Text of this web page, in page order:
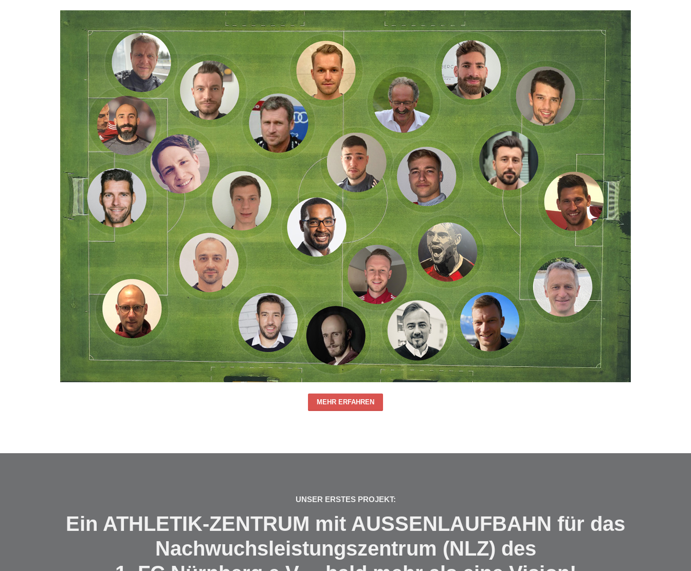
MEHR ERFAHREN
UNSER ERSTES PROJEKT:
Ein ATHLETIK-ZENTRUM mit AUSSENLAUFBAHN für das
Nachwuchsleistungszentrum (NLZ) des